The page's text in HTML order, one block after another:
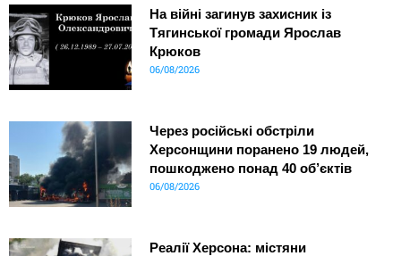
На війні загинув захисник із
Тягинської громади Ярослав
Крюков
06/08/2026
Через російські обстріли
Херсонщини поранено 19 людей,
пошкоджено понад 40 об’єктів
06/08/2026
Реалії Херсона: містяни